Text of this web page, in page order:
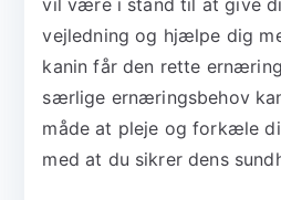
vejledning og hjælpe dig
kanin får den rette
særlige ernæringsbehov
måde at pleje og forkæle
med at du sikrer dens